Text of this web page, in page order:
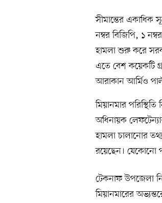
সীমান্তের একাধিক
নম্বর বিজিপি, ১
হামলা শুরু করে
এতে বেশ কয়েকটি
আরাকান আর্মিও
মিয়ানমার
অধিনায়ক
হামলা চালানোর
রয়েছেন। যেকোনো
টেকনাফ উপজেলা
মিয়ানমারের